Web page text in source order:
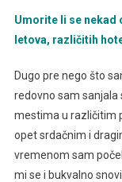
Umorite li se nekad
letova, različitih
Dugo pre nego što
redovno sam
mestima u različitim
opet srdačnim i
vremenom sam
mi se i bukvalno